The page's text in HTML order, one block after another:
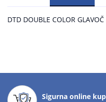
DTD DOUBLE COLOR
Sigurna online